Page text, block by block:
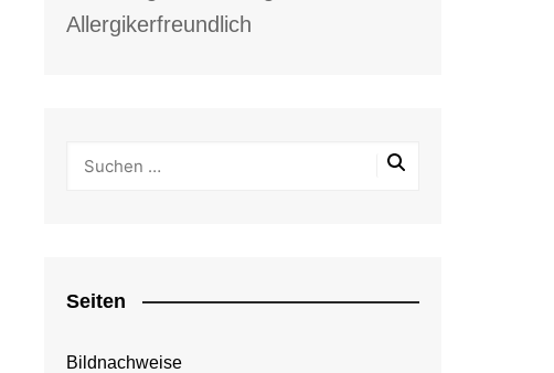
Allergikerfreundlich
Seiten
Bildnachweise